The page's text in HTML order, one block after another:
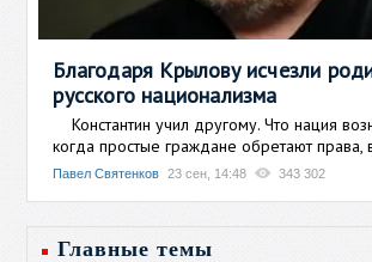
Благодаря Крылову исчезли
русского национализма
Константин учил другому. Что нация
когда простые граждане обретают права,
Павел Святенков 23 сен, 14:48 343 302
Главные темы